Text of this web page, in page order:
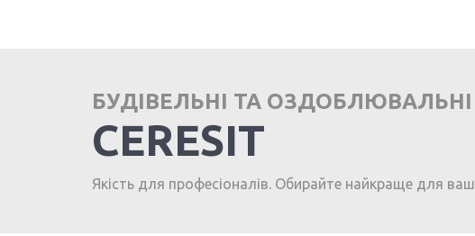
БУДІВЕЛЬНІ ТА
CERESIT
Якість для професіоналів. Обирайте найкраще для